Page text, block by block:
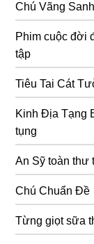
Chú Vãng Sanh
Phim cuộc đời
tập
Tiêu Tai Cát
Kinh Địa Tạng
tụng
An Sỹ toàn thư
Chú Chuẩn Đề
Từng giọt sữa